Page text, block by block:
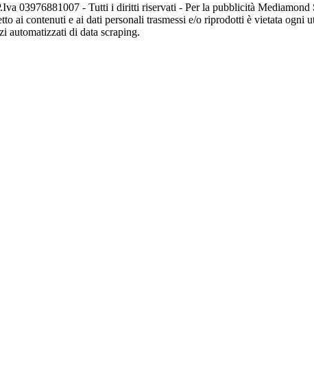
03976881007 - Tutti i diritti riservati - Per la pubblicità
ai contenuti e ai dati personali trasmessi e/o riprodotti è vietata ogni
automatizzati di data scraping.